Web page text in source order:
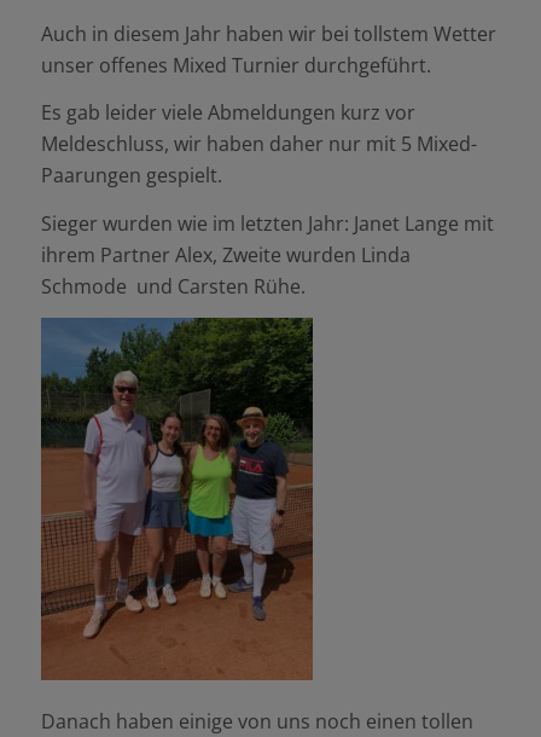
Auch in diesem Jahr haben wir bei tollstem Wetter
unser offenes Mixed Turnier durchgeführt.
Es gab leider viele Abmeldungen kurz vor
Meldeschluss, wir haben daher nur mit 5 Mixed-
Paarungen gespielt.
Sieger wurden wie im letzten Jahr: Janet Lange mit
ihrem Partner Alex, Zweite wurden Linda
Schmode und Carsten Rühe.
Danach haben einige von uns noch einen tollen